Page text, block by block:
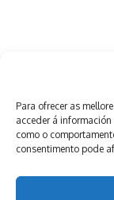
Para ofrecer as
acceder á
como o
consentimento pode